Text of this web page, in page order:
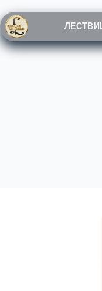
к
сути